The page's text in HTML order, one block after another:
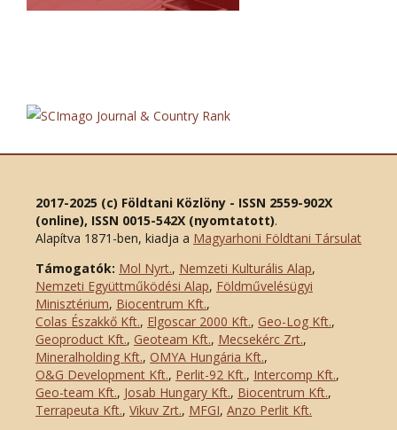
2017-2025 (c) Földtani Közlöny - ISSN 2559-902X
(online), ISSN 0015-542X (nyomtatott).
Alapítva 1871-ben, kiadja a Magyarhoni Földtani Társulat
Támogatók: Mol Nyrt., Nemzeti Kulturális Alap,
Nemzeti Együttműködési Alap, Földművelésügyi
Minisztérium, Biocentrum Kft.,
Colas Északkő Kft., Elgoscar 2000 Kft., Geo-Log Kft.,
Geoproduct Kft., Geoteam Kft., Mecsekérc Zrt.,
Mineralholding Kft., OMYA Hungária Kft.,
O&G Development Kft., Perlit-92 Kft., Intercomp Kft.,
Geo-team Kft., Josab Hungary Kft., Biocentrum Kft.,
Terrapeuta Kft., Vikuv Zrt., MFGI, Anzo Perlit Kft.